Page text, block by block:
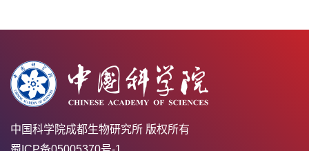
中国科学院成都生物研究所 版权所有